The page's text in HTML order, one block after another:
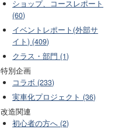
ショップ、コースレポート
(60)
イベントレポート(外部サ
イト) (409)
クラス・部門 (1)
特別企画
コラボ (233)
実車化プロジェクト (36)
改造関連
初心者の方へ (2)